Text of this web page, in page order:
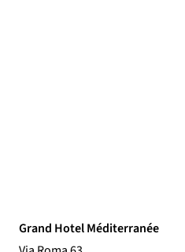
Grand Hotel Méditerranée